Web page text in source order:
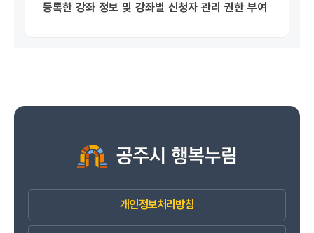
등록한 강좌 정보 및 강좌별 신청자 관리 권한 부여
개인정보처리방침